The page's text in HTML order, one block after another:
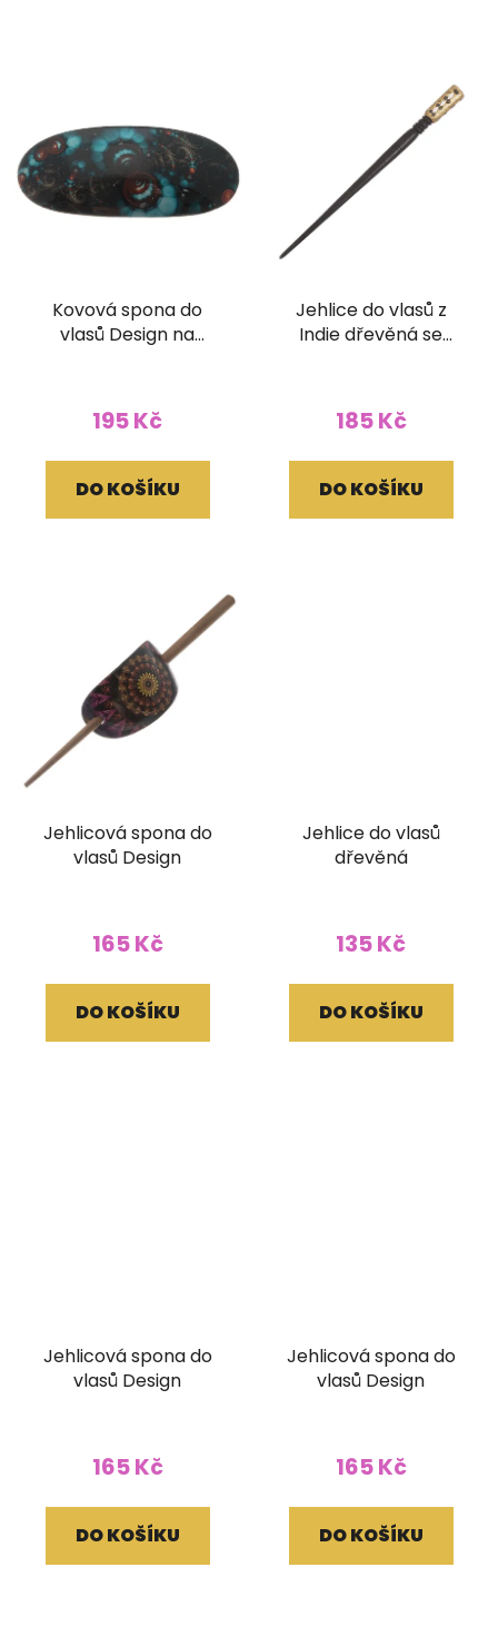
Kovová spona do
vlasů Design na
195 Kč
DO KOŠÍKU
Jehlice do vlasů z
Indie dřevěná se
185 Kč
DO KOŠÍKU
Jehlicová spona do
vlasů Design
165 Kč
DO KOŠÍKU
Jehlice do vlasů
dřevěná
135 Kč
DO KOŠÍKU
Jehlicová spona do
vlasů Design
165 Kč
DO KOŠÍKU
Jehlicová spona do
vlasů Design
165 Kč
DO KOŠÍKU